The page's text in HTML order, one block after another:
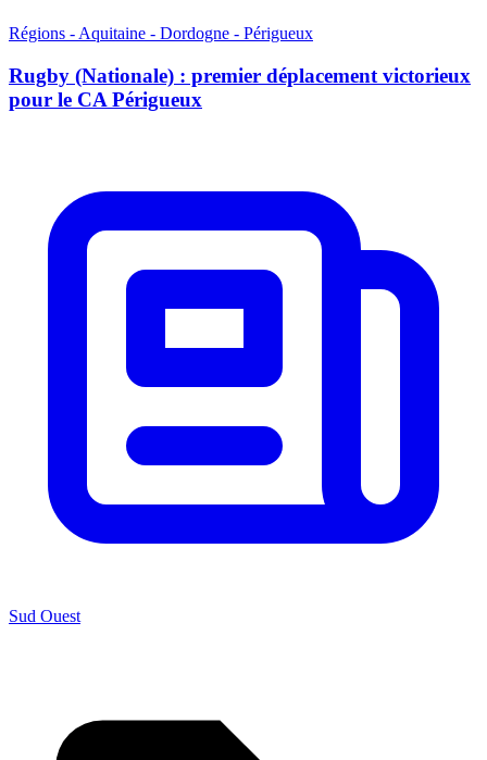
Régions - Aquitaine - Dordogne - Périgueux
Rugby (Nationale) : premier déplacement victorieux
pour le CA Périgueux
Sud Ouest